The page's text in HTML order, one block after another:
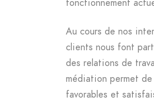
fonctionnement
Au cours de nos
clients nous font
des relations de
médiation permet
favorables et